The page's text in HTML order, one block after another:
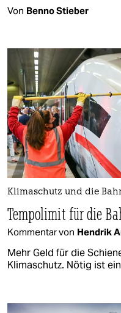
Von Benno Stieber
Klimaschutz und die
Tempolimit für die
Kommentar von Hendrik
Mehr Geld für die
Klimaschutz. Nötig ist